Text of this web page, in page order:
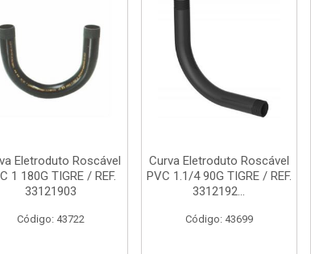
Eletroduto Roscável
1 180G TIGRE / REF.
33121903
Código: 43722
Curva Eletroduto Roscável
PVC 1.1/4 90G TIGRE / REF.
3312192...
Código: 43699